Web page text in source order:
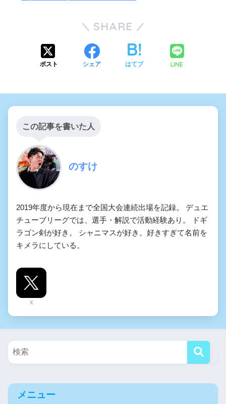
SHARE
ポスト シェア はてブ LINE
この記事を書いた人
のすけ
2019年度から現在まで全国大会連続出場を記録。 デュエ
チューブリーグでは、選手・解説で活動経験あり。 ドギ
ラゴン剣が好き。 シャニマスが好き。好きすぎて名前を
キメラにしている。
X
メニュー